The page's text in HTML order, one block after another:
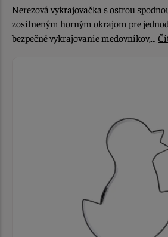
Nerezová vykrajovačka s ostrou
zosilneným horným okrajom pre
bezpečné vykrajovanie medovníkov,…